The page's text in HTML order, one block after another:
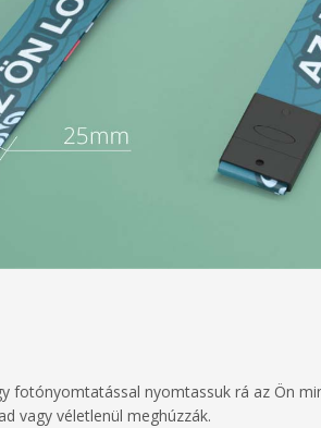
fotónyomtatással nyomtassuk rá az Ön
vagy véletlenül meghúzzák.